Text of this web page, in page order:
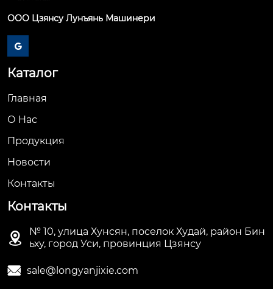
ООО Цзянсу Лунъянь Машинери

Каталог
Главная
О Hас
Продукция
Новости
Контакты
Контакты

№ 10, улица Хунсян, поселок Худай, район Бин
ьху, город Уси, провинция Цзянсу
 sale@longyanjixie.com